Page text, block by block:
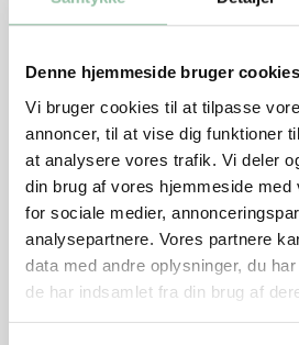
Denne hjemmeside bruger cookies
Vi bruger cookies til at tilpasse
annoncer, til at vise dig funktioner
at analysere vores trafik. Vi deler
din brug af vores hjemmeside med
for sociale medier,
analysepartnere. Vores partnere
data med andre oplysninger, du
de har indsamlet fra din brug af
Pil og hak løg og hvidløg
Fjern kerner fra peberfrugt
strimler
Rens champignoner og skær
Brun champignoner ved god
Tilsæt løg og hvidløg og steg
Tilsæt peberfrugt og